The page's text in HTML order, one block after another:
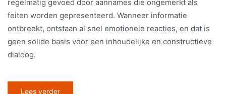
regelmatig gevoed door aannames die ongemerkt als
feiten worden gepresenteerd. Wanneer informatie
ontbreekt, ontstaan al snel emotionele reacties, en dat is
geen solide basis voor een inhoudelijke en constructieve
dialoog.
Lees verder